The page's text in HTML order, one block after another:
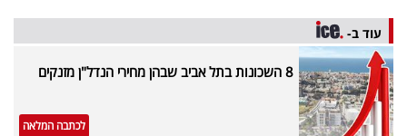
עוד ב-
8 השכונות בתל אביב שבהן מחירי הנדל"ן מזנקים
לכתבה המלאה